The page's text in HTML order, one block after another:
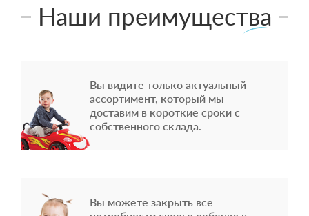
Наши преимущества
Вы видите только актуальный
ассортимент, который мы
доставим в короткие сроки с
собственного склада.
Вы можете закрыть все